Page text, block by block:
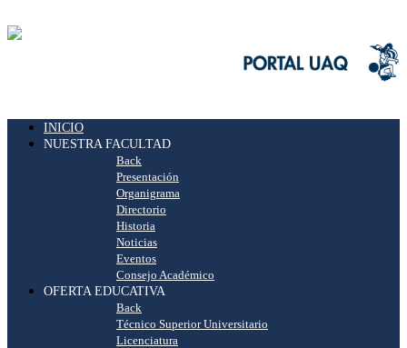
INICIO
NUESTRA FACULTAD
Back
Presentación
Organigrama
Directorio
Historia
Noticias
Eventos
Consejo Académico
OFERTA EDUCATIVA
Back
Técnico Superior Universitario
Licenciatura